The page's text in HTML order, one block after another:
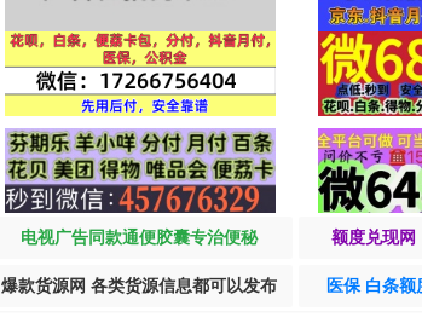
电视广告同款通便胶囊专治便秘 额度兑现网
爆款货源网 各类货源信息都可以发布 医保 白条额